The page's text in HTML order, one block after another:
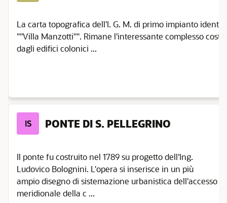
La carta topografica dell'I. G. M. di primo impianto
""Villa Manzotti"". Rimane l'interessante complesso
dagli edifici colonici ...
IS PONTE DI S. PELLEGRINO
Il ponte fu costruito nel 1789 su progetto dell'Ing.
Ludovico Bolognini. L'opera si inserisce in un più
ampio disegno di sistemazione urbanistica dell'accesso
meridionale della c ...